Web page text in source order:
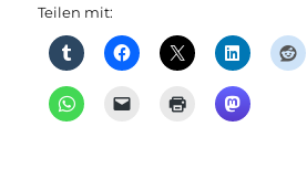
Teilen mit: